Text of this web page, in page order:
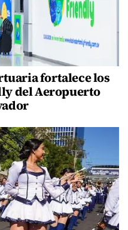
fortalece los
del Aeropuerto